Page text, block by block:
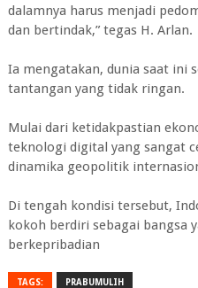
dalamnya harus menjadi
dan bertindak,” tegas H. Arlan.
Ia mengatakan, dunia saat ini
tantangan yang tidak ringan.
Mulai dari ketidakpastian
teknologi digital yang sangat
dinamika geopolitik
Di tengah kondisi tersebut,
kokoh berdiri sebagai bangsa
berkepribadian
TAGS: PRABUMULIH